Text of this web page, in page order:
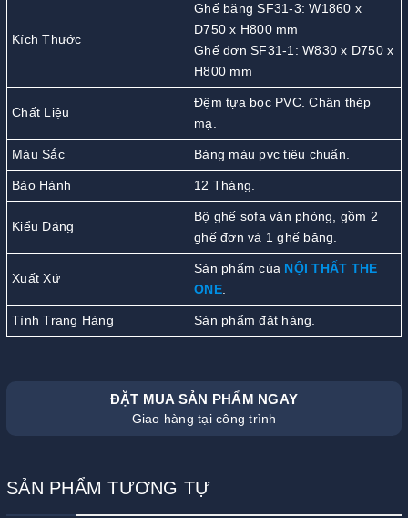
Kích Thước
Ghế băng SF31-3: W1860 x
D750 x H800 mm
Ghế đơn SF31-1: W830 x D750 x
H800 mm
Chất Liệu
Đệm tựa bọc PVC. Chân thép
mạ.
Màu Sắc Bảng màu pvc tiêu chuẩn.
Bảo Hành 12 Tháng.
Kiểu Dáng
Bộ ghế sofa văn phòng, gồm 2
ghế đơn và 1 ghế băng.
Xuất Xứ
Sản phẩm của NỘI THẤT THE
ONE.
Tình Trạng Hàng Sản phẩm đặt hàng.
ĐẶT MUA SẢN PHẨM NGAY
Giao hàng tại công trình
SẢN PHẨM TƯƠNG TỰ